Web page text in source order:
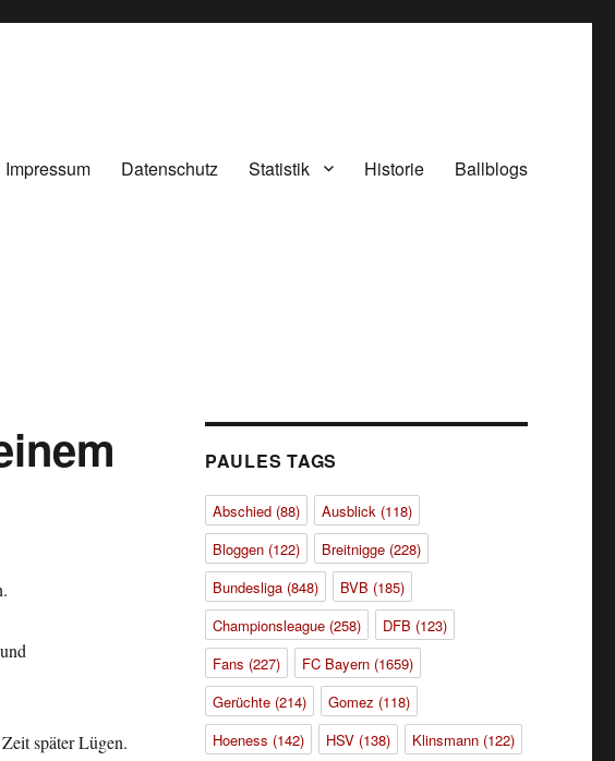
Impressum Datenschutz Statistik Historie Ballblogs
später Lügen.
PAULES TAGS
Abschied(88) Ausblick(118)
Bloggen(122) Breitnigge(228)
Bundesliga(848) BVB (185)
Championsleague(258) DFB (123)
Fans (227) FC Bayern(1659)
Gerüchte(214) Gomez (118)
Hoeness (142) HSV(138) Klinsmann(122)